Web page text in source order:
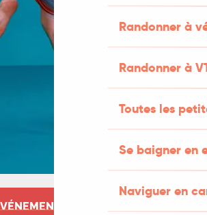
Randonner à
Randonner à
Toutes les
Se baigner en
Naviguer en
coordonnées
TERMINÉ